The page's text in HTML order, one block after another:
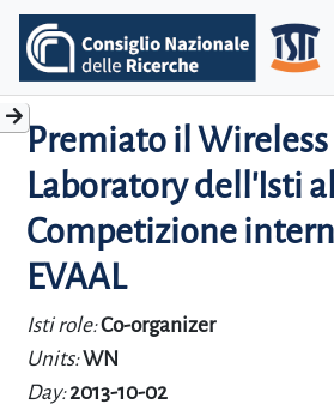
Premiato il
Laboratory dell'Isti
Competizione
EVAAL
Isti role:Co-organizer
Units:WN
Day:2013-10-02